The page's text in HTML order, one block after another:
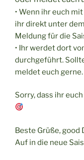
• Wenn ihr euch
ihr direkt unter
Meldung für die
• Ihr werdet dort
durchgeführt.
meldet euch gerne.
Sorry, dass ihr
Beste Grüße, good
Auf in die neue